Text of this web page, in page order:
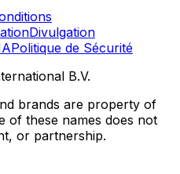
Divulgation
Politique de Sécurité
B.V.
brands are property of
of these names does not
or partnership.